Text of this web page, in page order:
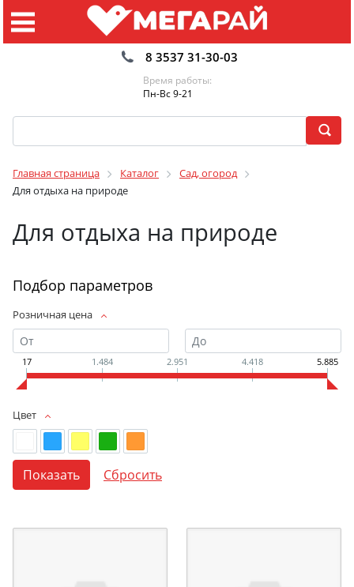
8 3537 31-30-03
Время работы:
Пн-Вс 9-21
Главная страница Каталог
Сад, огород
Для отдыха на природе
Для отдыха на природе
Подбор параметров
Розничная цена
17 1.484 2.951 4.418 5.885
Цвет